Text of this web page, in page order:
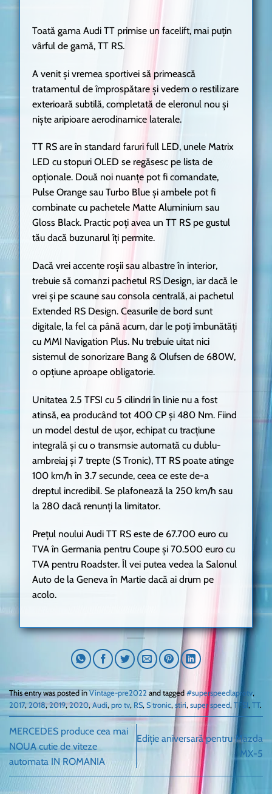
Toată gama Audi TT primise un facelift, mai puțin
vârful de gamă, TT RS.
A venit și vremea sportivei să primească
tratamentul de împrospătare și vedem o restilizare
exterioară subtilă, completată de eleronul nou și
niște aripioare aerodinamice laterale.
TT RS are în standard faruri full LED, unele Matrix
LED cu stopuri OLED se regăsesc pe lista de
opționale. Două noi nuanțe pot fi comandate,
Pulse Orange sau Turbo Blue și ambele pot fi
combinate cu pachetele Matte Aluminium sau
Gloss Black. Practic poți avea un TT RS pe gustul
tău dacă buzunarul îți permite.
Dacă vrei accente roșii sau albastre în interior,
trebuie să comanzi pachetul RS Design, iar dacă le
vrei și pe scaune sau consola centrală, ai pachetul
Extended RS Design. Ceasurile de bord sunt
digitale, la fel ca până acum, dar le poți îmbunătăți
cu MMI Navigation Plus. Nu trebuie uitat nici
sistemul de sonorizare Bang & Olufsen de 680W,
o opțiune aproape obligatorie.
Unitatea 2.5 TFSI cu 5 cilindri în linie nu a fost
atinsă, ea producând tot 400 CP și 480 Nm. Fiind
un model destul de ușor, echipat cu tracțiune
integrală și cu o transmsie automată cu dublu-
ambreiaj și 7 trepte (S Tronic), TT RS poate atinge
100 km/h în 3.7 secunde, ceea ce este de-a
dreptul incredibil. Se plafonează la 250 km/h sau
la 280 dacă renunți la limitator.
Prețul noului Audi TT RS este de 67.700 euro cu
TVA în Germania pentru Coupe și 70.500 euro cu
TVA pentru Roadster. Îl vei putea vedea la Salonul
Auto de la Geneva în Martie dacă ai drum pe
acolo.
This entry was posted inVintage-pre2022 and tagged #superspeedlaprotv,
2017, 2018,2019,2020, Audi, pro tv, RS, S tronic, stiri, super speed, TFSI, TT.
MERCEDES produce cea mai
NOUA cutie de viteze
automata IN ROMANIA
Ediție aniversară pentru Mazda
MX-5